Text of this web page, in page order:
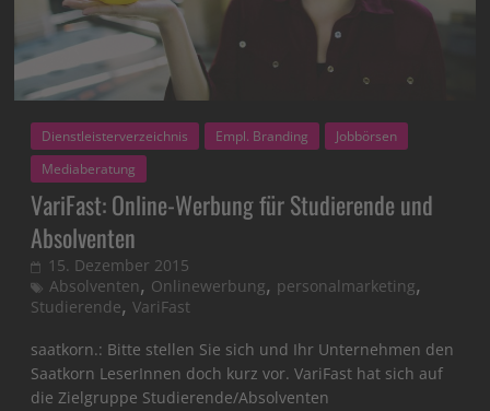
Dienstleisterverzeichnis Empl. Branding
Jobbörsen
Mediaberatung
VariFast: Online-Werbung für Studierende und
Absolventen
15. Dezember 2015
Absolventen, Onlinewerbung, personalmarketing,
Studierende,VariFast
saatkorn.: Bitte stellen Sie sich und Ihr Unternehmen den
Saatkorn LeserInnen doch kurz vor. VariFast hat sich auf
die Zielgruppe Studierende/Absolventen